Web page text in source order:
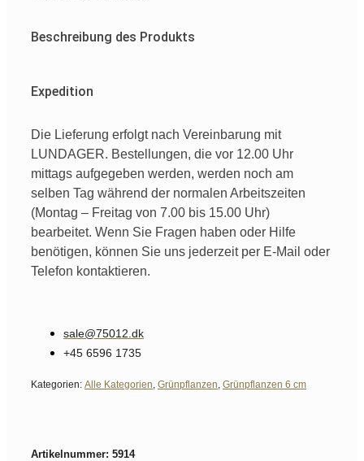
Beschreibung des Produkts
Expedition
Die Lieferung erfolgt nach Vereinbarung mit
LUNDAGER. Bestellungen, die vor 12.00 Uhr
mittags aufgegeben werden, werden noch am
selben Tag während der normalen Arbeitszeiten
(Montag – Freitag von 7.00 bis 15.00 Uhr)
bearbeitet. Wenn Sie Fragen haben oder Hilfe
benötigen, können Sie uns jederzeit per E-Mail oder
Telefon kontaktieren.
sale@75012.dk
+45 6596 1735
Kategorien: Alle Kategorien Grünpflanzen Grünpflanzen 6 cm
Artikelnummer: 5914